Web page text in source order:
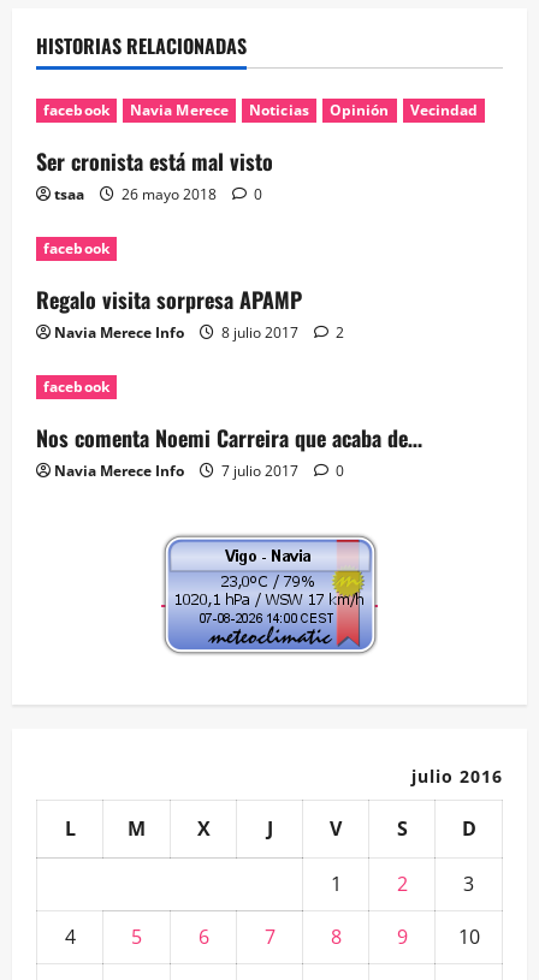
HISTORIAS RELACIONADAS
facebook Navia Merece Noticias Opinión Vecindad
Ser cronista está mal visto
tsaa 26 mayo 2018 0
facebook
Regalo visita sorpresa APAMP
Navia Merece Info 8 julio 2017 2
facebook
Nos comenta Noemi Carreira que acaba de…
Navia Merece Info 7 julio 2017 0
julio 2016
L M X J V S D
1 2
3
4
5 6 7 8 9
10